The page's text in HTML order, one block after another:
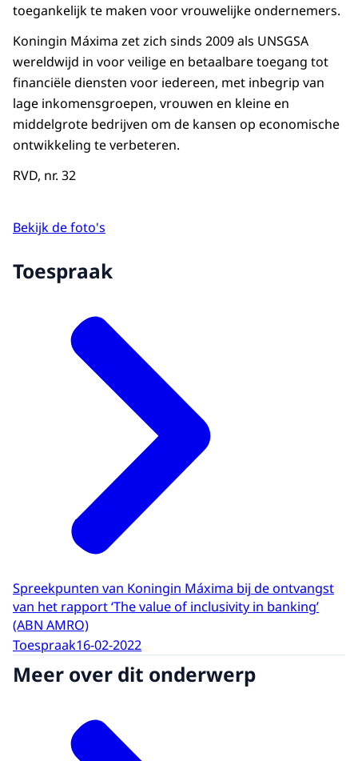
toegankelijk te maken voor vrouwelijke ondernemers.
Koningin Máxima zet zich sinds 2009 als UNSGSA
wereldwijd in voor veilige en betaalbare toegang tot
financiële diensten voor iedereen, met inbegrip van
lage inkomensgroepen, vrouwen en kleine en
middelgrote bedrijven om de kansen op economische
ontwikkeling te verbeteren.
RVD, nr. 32
Bekijk de foto's
Toespraak
Spreekpunten van Koningin Máxima bij de ontvangst
van het rapport ‘The value of inclusivity in banking’
(ABN AMRO)
Toespraak16-02-2022
Meer over dit onderwerp